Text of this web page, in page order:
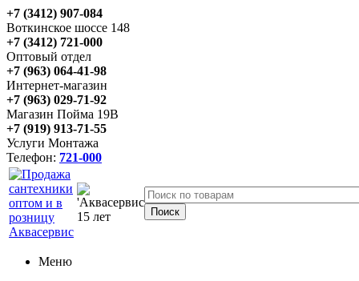
+7 (3412) 907-084
Воткинское шоссе 148
+7 (3412) 721-000
Оптовый отдел
+7 (963) 064-41-98
Интернет-магазин
+7 (963) 029-71-92
Магазин Пойма 19В
+7 (919) 913-71-55
Услуги Монтажа
Телефон: 721-000
Меню